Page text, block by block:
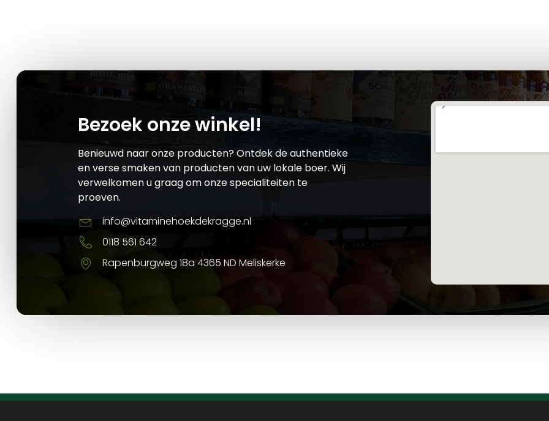
Bezoek onze winkel!
Benieuwd naar onze producten? Ontdek de authentieke
en verse smaken van producten van uw lokale boer. Wij
verwelkomen u graag om onze specialiteiten te
proeven.
info@vitaminehoekdekragge.nl
0118 561 642
Rapenburgweg 18a 4365 ND Meliskerke